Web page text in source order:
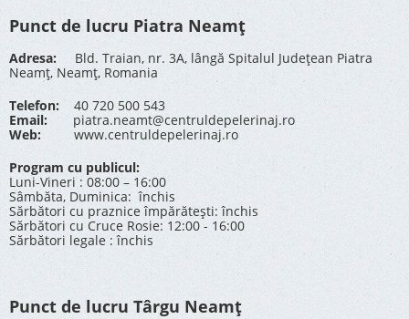
Punct de lucru Piatra Neamț
Adresa: Bld. Traian, nr. 3A, lângă Spitalul Județean Piatra
Neamț, Neamț, Romania
Telefon:40 720 500 543
Email:
piatra.neamt@centruldepelerinaj.ro
Web:
www.centruldepelerinaj.ro
Program cu publicul:
Luni-Vineri : 08:00 – 16:00
Sâmbăta, Duminica: închis
Sărbători cu praznice împărătești: închis
Sărbători cu Cruce Rosie: 12:00 - 16:00
Sărbători legale : închis
Punct de lucru Târgu Neamț